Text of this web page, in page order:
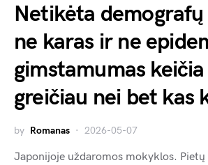
Netikėta demografų
ne karas ir ne
gimstamumas
greičiau nei bet kas
by Romanas 2026-05-07
Japonijoje uždaromos mokyklos. Pietų